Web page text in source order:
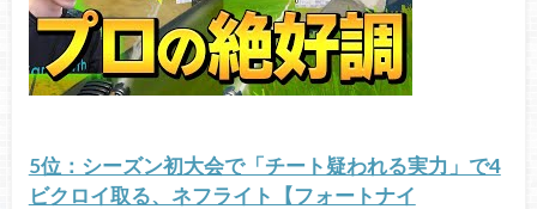
5位：シーズン初大会で「チート疑われる実力」で4
ビクロイ取る、ネフライト【フォートナイ